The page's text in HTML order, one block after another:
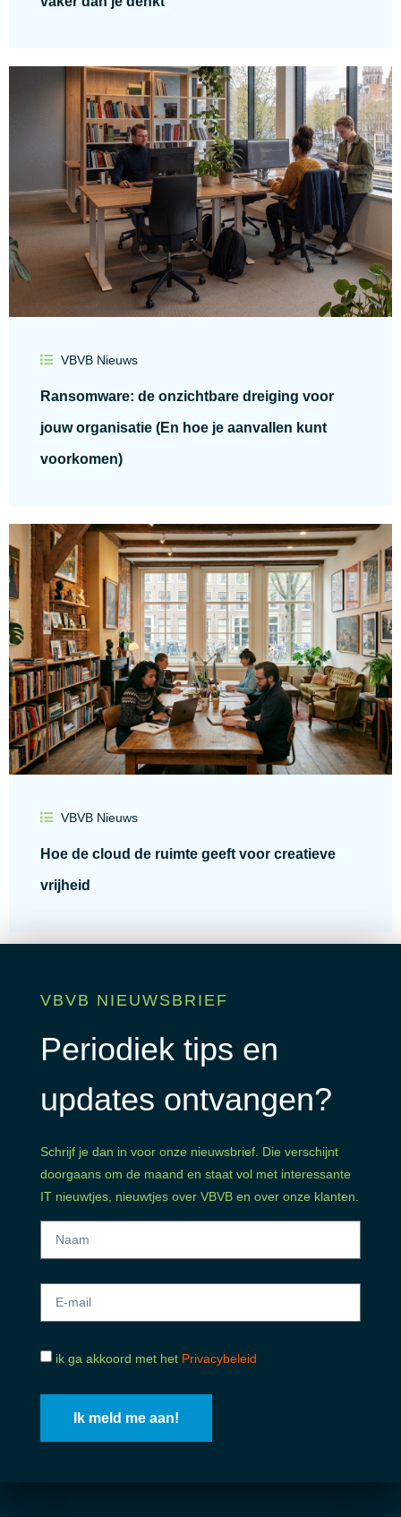
VBVB Nieuws
Ransomware: de onzichtbare dreiging voor
jouw organisatie (En hoe je aanvallen kunt
voorkomen)
VBVB Nieuws
Hoe de cloud de ruimte geeft voor creatieve
vrijheid
VBVB NIEUWSBRIEF
Periodiek tips en
updates ontvangen?
Schrijf je dan in voor onze nieuwsbrief. Die verschijnt
doorgaans om de maand en staat vol met interessante
IT nieuwtjes, nieuwtjes over VBVB en over onze klanten.
ik ga akkoord met het Privacybeleid
Ik meld me aan!